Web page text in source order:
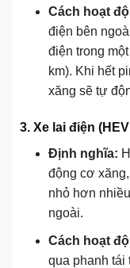
Cách hoạt
điện bên
điện trong
km). Khi hết
xăng sẽ tự
3. Xe lai điện
Định nghĩa:
động cơ
nhỏ hơn
ngoài.
Cách hoạt
qua phanh tái